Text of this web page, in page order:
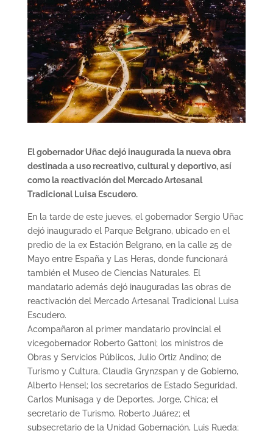
El gobernador Uñac dejó inaugurada la nueva obra
destinada a uso recreativo, cultural y deportivo, así
como la reactivación del Mercado Artesanal
Tradicional Luisa Escudero.
En la tarde de este jueves, el gobernador Sergio Uñac
dejó inaugurado el Parque Belgrano, ubicado en el
predio de la ex Estación Belgrano, en la calle 25 de
Mayo entre España y Las Heras, donde funcionará
también el Museo de Ciencias Naturales. El
mandatario además dejó inauguradas las obras de
reactivación del Mercado Artesanal Tradicional Luisa
Escudero.
Acompañaron al primer mandatario provincial el
vicegobernador Roberto Gattoni; los ministros de
Obras y Servicios Públicos, Julio Ortiz Andino; de
Turismo y Cultura, Claudia Grynzspan y de Gobierno,
Alberto Hensel; los secretarios de Estado Seguridad,
Carlos Munisaga y de Deportes, Jorge, Chica; el
secretario de Turismo, Roberto Juárez; el
subsecretario de la Unidad Gobernación, Luis Rueda;